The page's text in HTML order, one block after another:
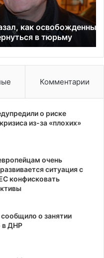
освобожденный
в тюрьму
по
на
Комментарии
о риске
из-за «плохих»
очень
ситуация с
конфисковать
о занятии
в ДНР